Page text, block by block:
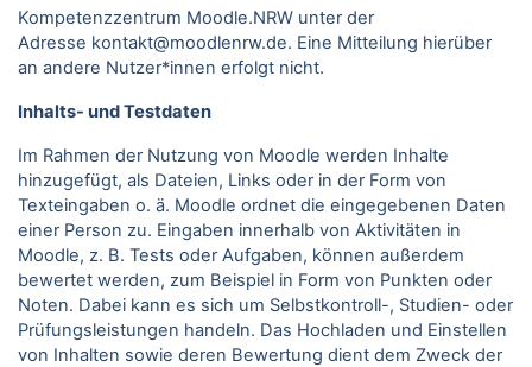
Kompetenzzentrum Moodle.NRW unter der
Adresse kontakt@moodlenrw.de. Eine Mitteilung hierüber
an andere Nutzer*innen erfolgt nicht.
Inhalts- und Testdaten
Im Rahmen der Nutzung von Moodle werden Inhalte
hinzugefügt, als Dateien, Links oder in der Form von
Texteingaben o. ä. Moodle ordnet die eingegebenen Daten
einer Person zu. Eingaben innerhalb von Aktivitäten in
Moodle, z. B. Tests oder Aufgaben, können außerdem
bewertet werden, zum Beispiel in Form von Punkten oder
Noten. Dabei kann es sich um Selbstkontroll-, Studien- oder
Prüfungsleistungen handeln. Das Hochladen und Einstellen
von Inhalten sowie deren Bewertung dient dem Zweck der